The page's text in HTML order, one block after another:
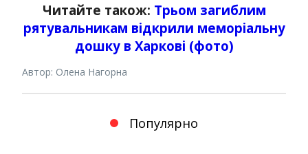
Читайте також: Трьом загиблим
рятувальникам відкрили меморіальну
дошку в Харкові (фото)
Автор: Олена Нагорна
Популярно